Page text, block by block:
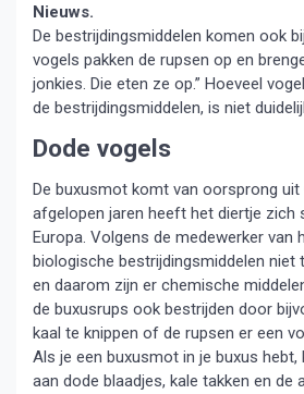
Nieuws.
De bestrijdingsmiddelen komen ook
vogels pakken de rupsen op en
jonkies. Die eten ze op.” Hoeveel
de bestrijdingsmiddelen, is niet
Dode vogels
De buxusmot komt van oorsprong uit
afgelopen jaren heeft het diertje zich
Europa. Volgens de medewerker van
biologische bestrijdingsmiddelen niet
en daarom zijn er chemische
de buxusrups ook bestrijden door
kaal te knippen of de rupsen er een
Als je een buxusmot in je buxus hebt,
aan dode blaadjes, kale takken en de